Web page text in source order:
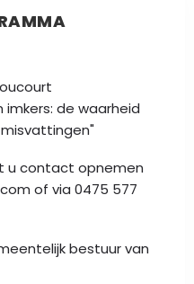
imkers: de waarheid
u contact opnemen
of via 0475 577
bestuur van